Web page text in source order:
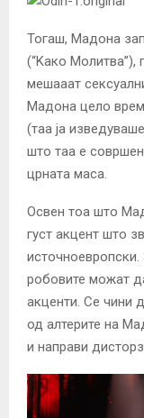
Тогаш, Мадона
(“Kако Молитва”),
мешааат
Мадона цело
(таа ја
што таа е
црната маса.
Освен тоа што
густ акцент што
робовите можат
акценти. Се чини
од алтерите на
и направи